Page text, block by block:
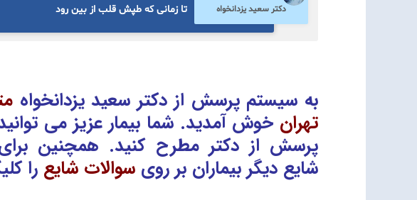
دکتر سعید یزدانخواه تا زمانی که طپش قلب از بین رود
به سیستم پرسش از دکتر سعید یزدانخواه
تهران خوش آمدید. شما بیمار عزیز می
پرسش از دکتر مطرح کنید. همچنین
شایع دیگر بیماران بر روی سوالات شایع را